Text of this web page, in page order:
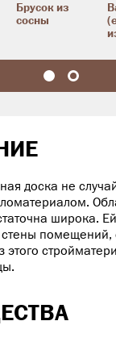
Брусок из
сосны
доска не
широка.
помещений,
этого